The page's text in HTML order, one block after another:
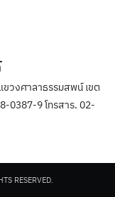
วงศาลาธรรมสพน์ เขต
0387-9 โทรสาร. 02-
RESERVED.